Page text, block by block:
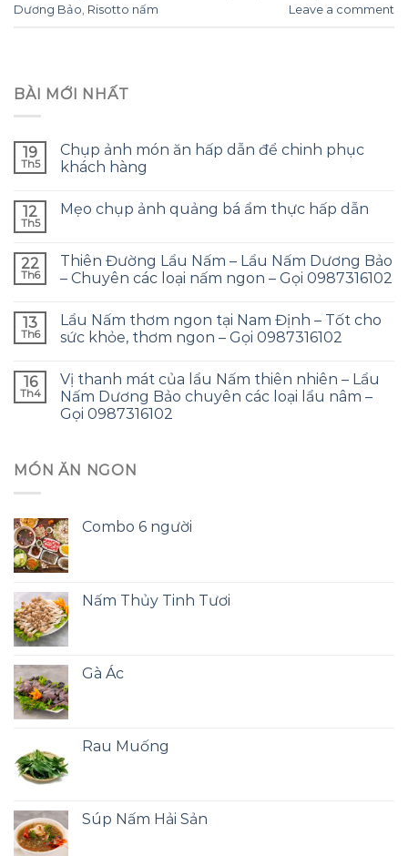
Dương Bảo, Risotto nấm Leave a comment
BÀI MỚI NHẤT
19
Th5
Chụp ảnh món ăn hấp dẫn để chinh phục
khách hàng
12
Th5
Mẹo chụp ảnh quảng bá ẩm thực hấp dẫn
22
Th6
Thiên Đường Lẩu Nấm – Lẩu Nấm Dương Bảo
– Chuyên các loại nấm ngon – Gọi 0987316102
13
Th6
Lẩu Nấm thơm ngon tại Nam Định – Tốt cho
sức khỏe, thơm ngon – Gọi 0987316102
16
Th4
Vị thanh mát của lẩu Nấm thiên nhiên – Lẩu
Nấm Dương Bảo chuyên các loại lẩu nâm –
Gọi 0987316102
MÓN ĂN NGON
Combo 6 người
Nấm Thủy Tinh Tươi
Gà Ác
Rau Muống
Súp Nấm Hải Sản